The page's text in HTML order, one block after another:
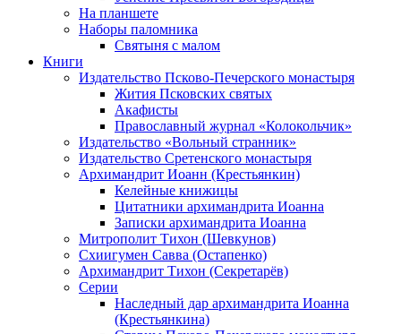
На планшете
Наборы паломника
Святыня с малом
Книги
Издательство Псково-Печерского монастыря
Жития Псковских святых
Акафисты
Православный журнал «Колокольчик»
Издательство «Вольный странник»
Издательство Сретенского монастыря
Архимандрит Иоанн (Крестьянкин)
Келейные книжицы
Цитатники архимандрита Иоанна
Записки архимандрита Иоанна
Митрополит Тихон (Шевкунов)
Схиигумен Савва (Остапенко)
Архимандрит Тихон (Секретарёв)
Серии
Наследный дар архимандрита Иоанна
(Крестьянкина)